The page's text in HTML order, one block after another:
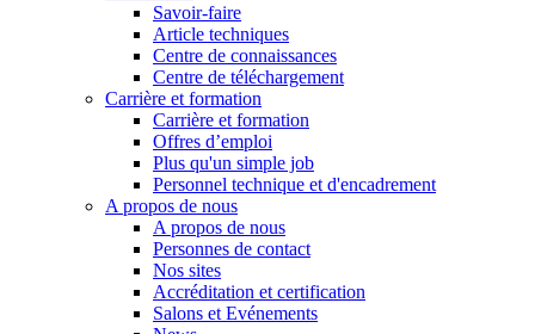
Savoir-faire
Article techniques
Centre de connaissances
Centre de téléchargement
Carrière et formation
Carrière et formation
Offres d’emploi
Plus qu'un simple job
Personnel technique et d'encadrement
A propos de nous
A propos de nous
Personnes de contact
Nos sites
Accréditation et certification
Salons et Evénements